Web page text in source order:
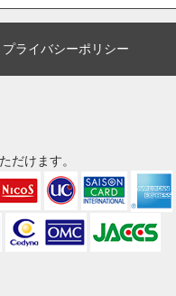
プライバシーポリシー
だけます。